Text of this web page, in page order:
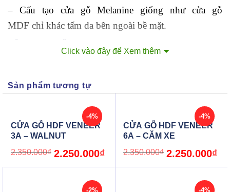
– Cấu tạo cửa gỗ Melanine giống như cửa gỗ
MDF chỉ khác tấm da bên ngoài bề mặt.
– Bền mịn và đẹp giống gỗ
– Chống ẩm và chịu được nước tốt
– Không Cong vênh, co ngót, không hở các mối
ghép dưới tác động của thời tiết vì đã triệt tiêu các sớ
Click vào đây để Xem thêm
Sản phẩm tương tự
-4%
CỬA GỖ HDF VENEER
3A – WALNUT
2.350.000₫ Original
price
2.250.000₫Current
price
-4%
CỬA GỖ HDF VENEER
6A – CĂM XE
2.350.000₫ Original
price
2.250.000₫
-2% -4%